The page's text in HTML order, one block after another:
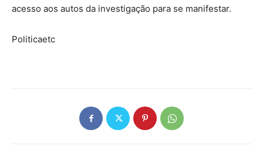
acesso aos autos da investigação para se manifestar.
Politicaetc